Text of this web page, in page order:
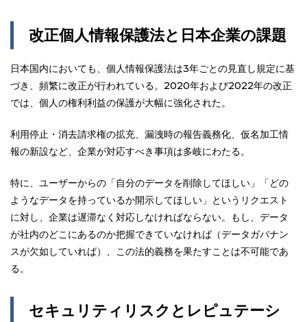
改正個人情報保護法と日本企業の課題
日本国内においても、個人情報保護法は3年ごとの見直し規定に基
づき、頻繁に改正が行われている。2020年および2022年の改正
では、個人の権利利益の保護が大幅に強化された。
利用停止・消去請求権の拡充、漏洩時の報告義務化、仮名加工情
報の新設など、企業が対応すべき事項は多岐にわたる。
特に、ユーザーからの「自分のデータを削除してほしい」「どの
ようなデータを持っているか開示してほしい」というリクエスト
に対し、企業は遅滞なく対応しなければならない。もし、データ
が社内のどこにあるのか把握できていなければ（データガバナン
スが欠如していれば）、この法的義務を果たすことは不可能であ
る。
セキュリティリスクとレピュテーシ